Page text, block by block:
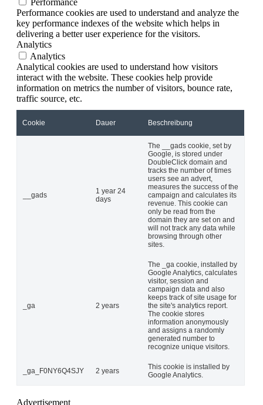
Performance cookies are used to understand and analyze the
key performance indexes of the website which helps in
delivering a better user experience for the visitors.
Analytics
Analytics
Analytical cookies are used to understand how visitors
interact with the website. These cookies help provide
information on metrics the number of visitors, bounce rate,
traffic source, etc.
Cookie Dauer Beschreibung
__gads
1 year 24
days
The __gads cookie, set by
Google, is stored under
DoubleClick domain and
tracks the number of times
users see an advert,
measures the success of the
campaign and calculates its
revenue. This cookie can
only be read from the
domain they are set on and
will not track any data while
browsing through other
sites.
_ga 2 years
The _ga cookie, installed by
Google Analytics, calculates
visitor, session and
campaign data and also
keeps track of site usage for
the site's analytics report.
The cookie stores
information anonymously
and assigns a randomly
generated number to
recognize unique visitors.
_ga_F0NY6Q4SJY 2 years
This cookie is installed by
Google Analytics.
Advertisement